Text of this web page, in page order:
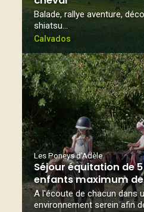
Balade, rallye aventure,
shiatsu…
Calvados
Les Poneys d'Adèle
Séjour équitation de
enfants maximum de
A l'écoute de chacun dans
environnement serein afin